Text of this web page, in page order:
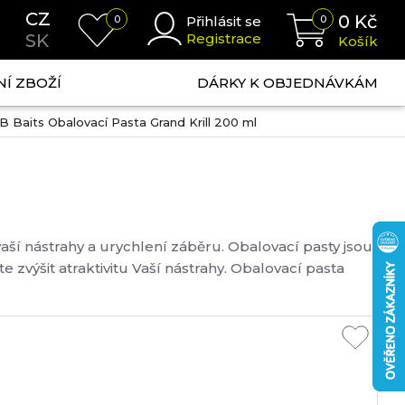
CZ
SK
0
Přihlásit se
Registrace
0 0 Kč
Košík
ZBOŽÍ DÁRKY K OBJEDNÁVKÁM
Baits Obalovací Pasta Grand Krill 200 ml
nástrahy a urychlení záběru. Obalovací pasty jsou
atraktivitu Vaší nástrahy. Obalovací pasta
pulzují kolem nástrahy,...